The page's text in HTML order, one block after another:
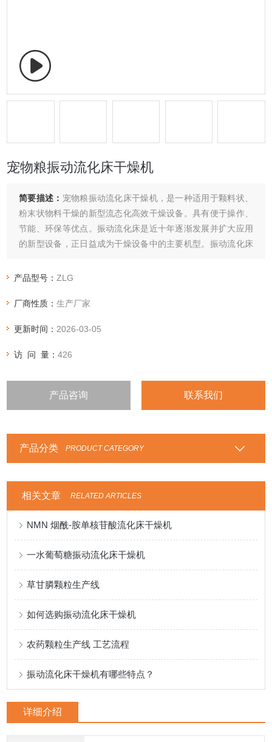
宠物粮振动流化床干燥机
简要描述： 宠物粮振动流化床干燥机，是一种适用于颗料状、
粉末状物料干燥的新型流态化高效干燥设备。具有便于操作、
节能、环保等优点。振动流化床是近十年逐渐发展并扩大应用
的新型设备，正日益成为干燥设备中的主要机型。振动流化床
装置。这个振动源依其激振方法可分为电动机法、电磁感应
产品型号：ZLG
厂商性质：生产厂家
更新时间： 2026-03-05
访 问 量：426
产品咨询 联系我们
产品分类 PRODUCT CATEGORY
相关文章 RELATED ARTICLES
NMN 烟酰-胺单核苷酸流化床干燥机
一水葡萄糖振动流化床干燥机
草甘膦颗粒生产线
如何选购振动流化床干燥机
农药颗粒生产线 工艺流程
振动流化床干燥机有哪些特点？
详细介绍